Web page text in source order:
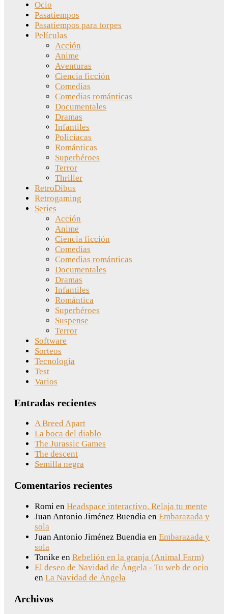
Ocio
Pasatiempos
Pasatiempos para torpes
Películas
Acción
Anime
Aventuras
Ciencia ficción
Comedias
Comedias románticas
Documentales
Dramas
Infantiles
Policíacas
Románticas
Superhéroes
Terror
Thriller
RetroDibus
Retrogaming
Series
Acción
Anime
Ciencia ficción
Comedias
Comedias románticas
Documentales
Dramas
Infantiles
Romántica
Superhéroes
Suspense
Terror
Software
Sorteos
Tecnología
Test
Varios
Entradas recientes
A Breed Apart
La boca del diablo
The Jurassic Games
The descent
Semilla negra
Comentarios recientes
Romi en Headspace interactivo. Relaja tu mente
Juan Antonio Jiménez Buendia en Embarazada y
sola
Juan Antonio Jiménez Buendia en Embarazada y
sola
Tonike en Rebelión en la granja (Animal Farm)
El deseo de Navidad de Ángela - Tu web de ocio
en La Navidad de Ángela
Archivos